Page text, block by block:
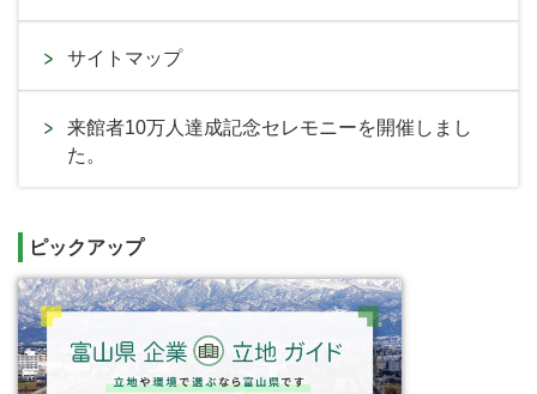
サイトマップ
来館者10万人達成記念セレモニーを開催しまし
た。
ピックアップ